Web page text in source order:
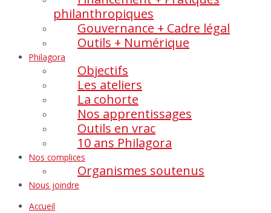
philanthropiques
Gouvernance + Cadre légal
Outils + Numérique
Philagora
Objectifs
Les ateliers
La cohorte
Nos apprentissages
Outils en vrac
10 ans Philagora
Nos complices
Organismes soutenus
Nous joindre
Accueil